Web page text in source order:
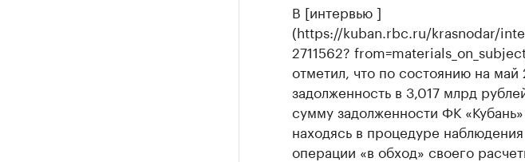
В [интервью ]
(https://kuban.rbc.ru/krasnodar/
2711562?
отметил, что по состоянию на
задолженность в 3,017 млрд
сумму задолженности ФК
находясь в процедуре
операции «в обход» своего